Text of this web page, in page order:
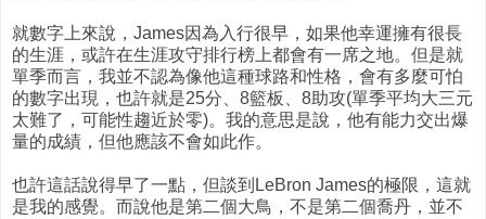
就數字上來說，James因為入行很早，如果他幸運擁有很長
的生涯，或許在生涯攻守排行榜上都會有一席之地。但是就
單季而言，我並不認為像他這種球路和性格，會有多麼可怕
的數字出現，也許就是25分、8籃板、8助攻(單季平均大三元
太難了，可能性趨近於零)。我的意思是說，他有能力交出爆
量的成績，但他應該不會如此作。
也許這話說得早了一點，但談到LeBron James的極限，這就
是我的感覺。而說他是第二個大鳥，不是第二個喬丹，並不